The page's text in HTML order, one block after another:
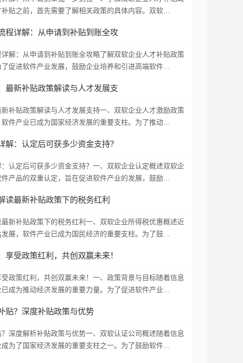
贴之前，首先需要了解相关政策的具体内容。双软…
程详解：从申请到补贴到账全攻
解：从申请到补贴到账全攻略了解双软企业人才补贴政策
促进软件产业发展，鼓励企业培养和引进高端软件…
最新补贴政策解读与人才发展支
补贴政策解读与人才发展支持一、双软企业人才激励政策
件产业已成为国家经济发展的重要支柱。为了推动…
解：认定后可获多少资金支持？
认定后可获多少资金支持？一、双软企业认定概述双软企
产品的双重认定，旨在促进软件产业的发展，鼓励…
读最新补贴政策下的税务红利
新补贴政策下的税务红利一、双软企业所得税优惠概述近
展，软件产业已成为国民经济的重要支柱。为了鼓…
享受政策红利，共创双赢未来！
政策红利，共创双赢未来！一、政策背景与目标随着信息
成为推动经济发展的重要力量。为了促进软件产业…
贴？深度补贴政策与优势
深度解析补贴政策与优势一、双软认证公司概述随着信息
为了国家经济发展的重要支柱之一。为了鼓励软件…